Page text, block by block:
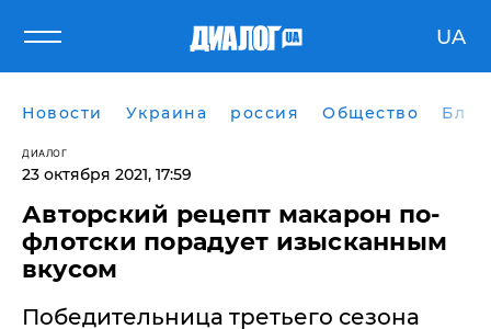
UA
Новости Украина россия Общество
ДИАЛОГ
23 октября 2021, 17:59
Авторский рецепт макарон по-
флотски порадует изысканным
вкусом
Победительница третьего сезона